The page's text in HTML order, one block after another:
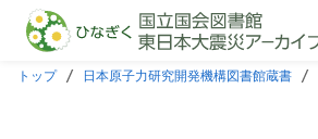
本文に飛ぶ
トップ 日本原子力研究開発機構図書館蔵書